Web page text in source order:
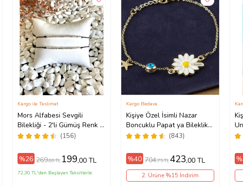
Mors Alfabesi Sevgili
Bilekliği - 2'li Gümüş Renk +
(1 Adet Hediye Bileklik)
(156)
Kargo ile Teslimat
%26 269,00 TL 199,00 TL
72,30 TL'den Başlayan Taksitlerle
Kişiye Özel İsimli Nazar
Boncuklu Papat ya Bileklik
bbb07 (Altın) (843)
Kargo Bedava
%40 704,75 TL423,00 TL
2. Ürüne %15 İndirim